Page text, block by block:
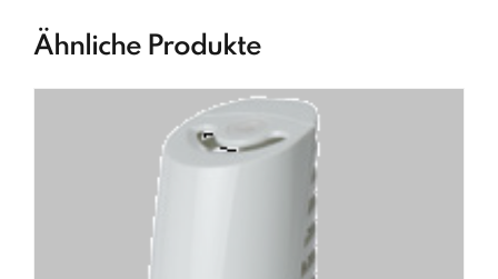
Ähnliche Produkte